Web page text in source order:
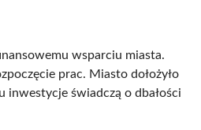
wsparciu miasta.
prac. Miasto dołożyło
inwestycje świadczą o dbałości